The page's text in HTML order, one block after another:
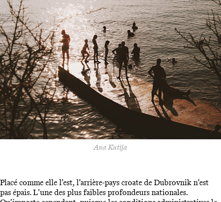
Ana Kutija
Placé comme elle l’est, l’arrière-pays croate de Dubrovnik n’est
pas épais. L’une des plus faibles profondeurs nationales.